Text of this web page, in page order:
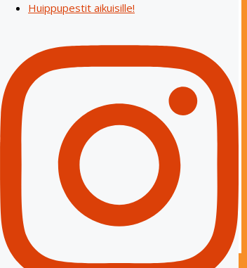
Huippupestit aikuisille!